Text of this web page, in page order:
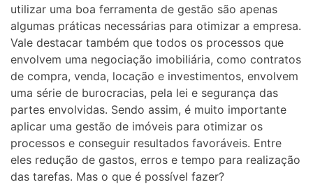
utilizar uma boa ferramenta de gestão são apenas
algumas práticas necessárias para otimizar a empresa.
Vale destacar também que todos os processos que
envolvem uma negociação imobiliária, como contratos
de compra, venda, locação e investimentos, envolvem
uma série de burocracias, pela lei e segurança das
partes envolvidas. Sendo assim, é muito importante
aplicar uma gestão de imóveis para otimizar os
processos e conseguir resultados favoráveis. Entre
eles redução de gastos, erros e tempo para realização
das tarefas. Mas o que é possível fazer?